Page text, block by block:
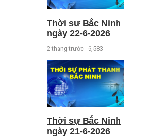
Thời sự Bắc Ninh
ngày 22-6-2026
2 tháng trước 6,583
Thời sự Bắc Ninh
ngày 21-6-2026